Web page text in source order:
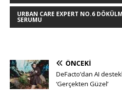
URBAN CARE EXPERT NO.6
SERUMU
ÖNCEKI
DeFacto’dan AI
‘Gerçekten Güzel’